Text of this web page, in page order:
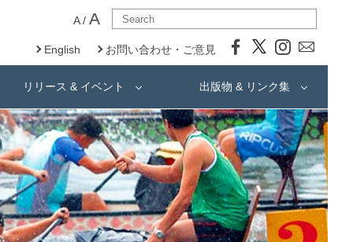
A/ A
English お問い合わせ・ご意見
リリース & イベント 出版物 & リンク集